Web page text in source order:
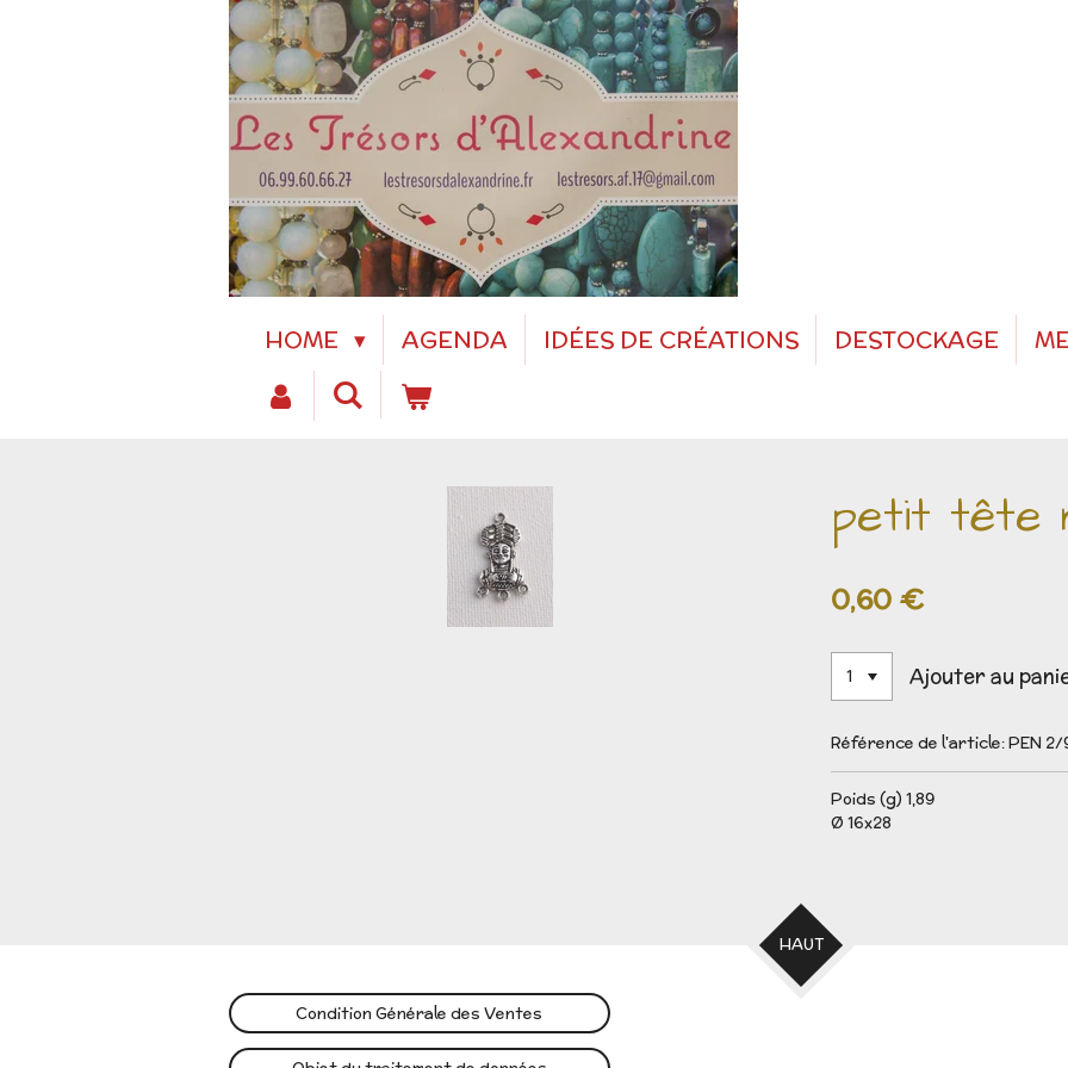
HOME AGENDA IDÉES DE CRÉATIONS DESTOCKAGE
petit tête
0,60 €
Ajouter au
Référence de l'article:PEN 2/
Poids (g) 1,89
Ø 16x28
HAUT
Condition Générale des Ventes